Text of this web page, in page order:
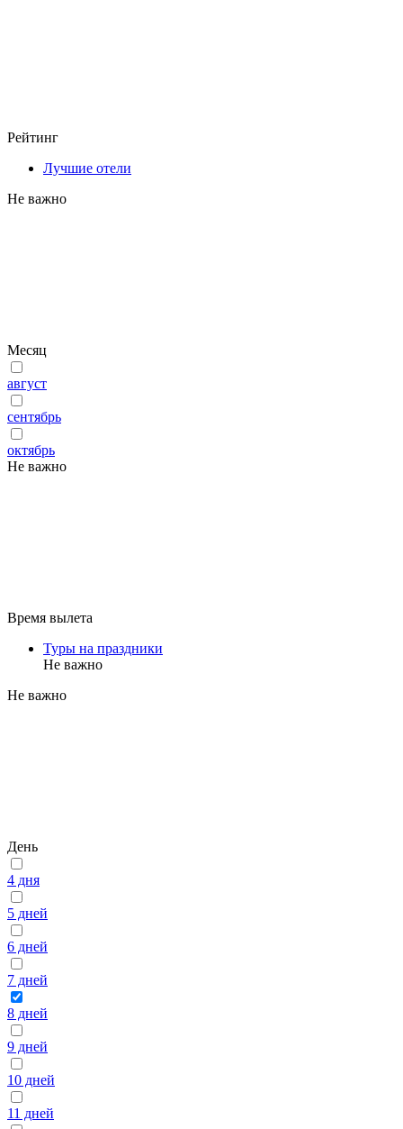
Рейтинг
Лучшие отели
Не важно
Месяц
август
сентябрь
октябрь
Не важно
Время вылета
Туры на праздники
Не важно
Не важно
День
4 дня
5 дней
6 дней
7 дней
8 дней
9 дней
10 дней
11 дней